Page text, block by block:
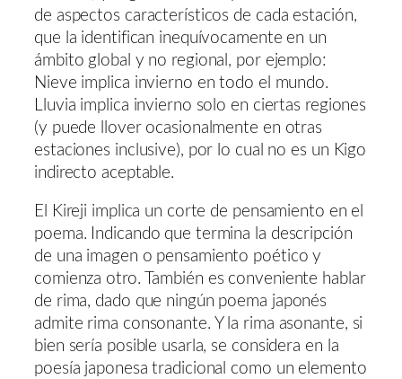
de aspectos característicos de cada estación,
que la identifican inequívocamente en un
ámbito global y no regional, por ejemplo:
Nieve implica invierno en todo el mundo.
Lluvia implica invierno solo en ciertas regiones
(y puede llover ocasionalmente en otras
estaciones inclusive), por lo cual no es un Kigo
indirecto aceptable.
El Kireji implica un corte de pensamiento en el
poema. Indicando que termina la descripción
de una imagen o pensamiento poético y
comienza otro. También es conveniente hablar
de rima, dado que ningún poema japonés
admite rima consonante. Y la rima asonante, si
bien sería posible usarla, se considera en la
poesía japonesa tradicional como un elemento